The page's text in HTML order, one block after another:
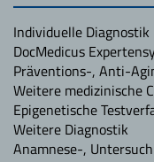
Individuelle Diagnostik
DocMedicus
Präventions-, Anti-
Weitere medizinische
Epigenetische
Weitere Diagnostik
Anamnese-,